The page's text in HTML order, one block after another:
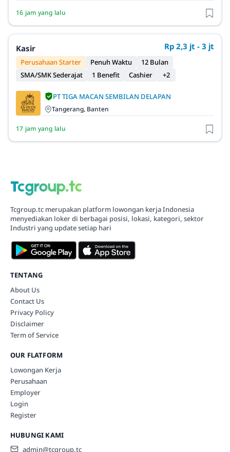
16 jam yang lalu
Kasir Rp 2,3 jt - 3 jt
Perusahaan Starter Penuh Waktu
12 Bulan
SMA/SMK Sederajat
1 Benefit Cashier +2
PT TIGA MACAN SEMBILAN DELAPAN
Tangerang, Banten
17 jam yang lalu
Tcgroup.tc merupakan platform lowongan kerja Indonesia
menyediakan loker di berbagai posisi, lokasi, kategori, sektor
Industri yang update setiap hari
TENTANG
About Us
Contact Us
Privacy Policy
Disclaimer
Term of Service
OUR FLATFORM
Lowongan Kerja
Perusahaan
Employer
Login
Register
HUBUNGI KAMI
admin@tcgroup.tc